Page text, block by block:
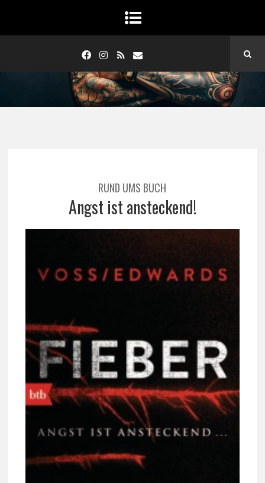
RUND UMS BUCH
Angst ist ansteckend!